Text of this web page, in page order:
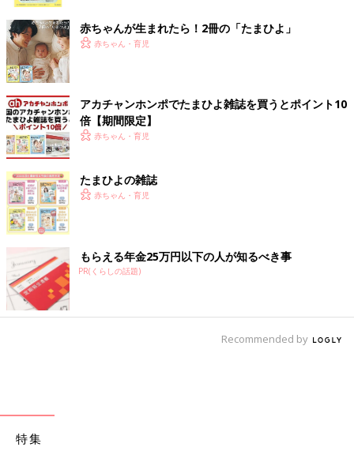
赤ちゃんが生まれたら！2冊の「たまひよ」
赤ちゃん・育児
アカチャンホンポでたまひよ雑誌を買うとポイント10
倍【期間限定】
赤ちゃん・育児
たまひよの雑誌
赤ちゃん・育児
もらえる年金25万円以下の人が知るべき事
PR(くらしの話題)
Recommended by
特集